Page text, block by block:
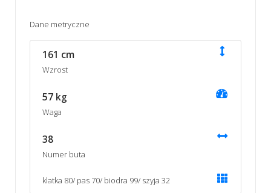
Dane metryczne
161 cm
Wzrost
57 kg
Waga
38
Numer buta
klatka 80/ pas 70/ biodra 99/ szyja 32